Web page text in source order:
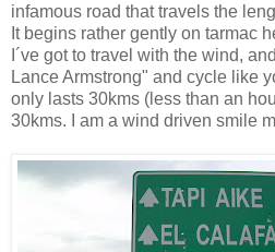
infamous road that travels the
It begins rather gently on tarmac
I´ve got to travel with the wind,
Lance Armstrong" and cycle like
only lasts 30kms (less than an
30kms. I am a wind driven smile